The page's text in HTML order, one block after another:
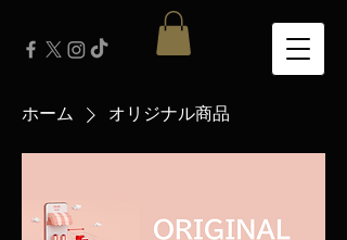
ホーム オリジナル商品